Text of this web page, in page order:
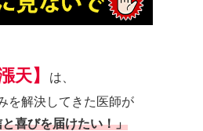
天】
は、
を解決してきた医師が
喜びを届けたい！」